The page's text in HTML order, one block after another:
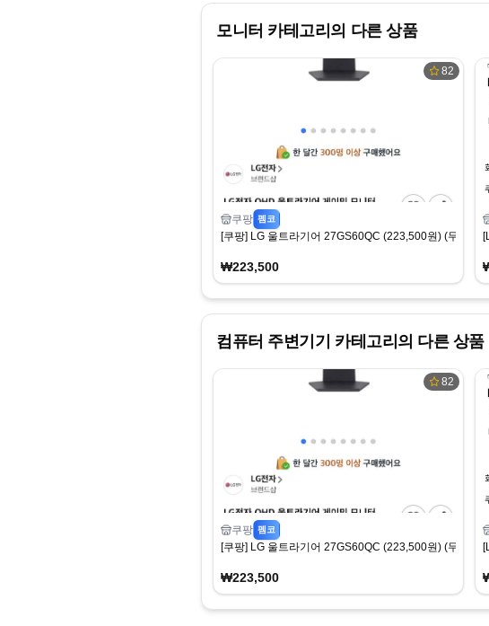
모니터 카테고리의 다른 상품
82
쿠팡 펨코
[쿠팡] LG 울트라기어 27GS60QC (223,500원) (무료)
₩223,500
컴퓨터 주변기기 카테고리의 다른 상품
82
쿠팡 펨코
[쿠팡] LG 울트라기어 27GS60QC (223,500원) (무료)
₩223,500